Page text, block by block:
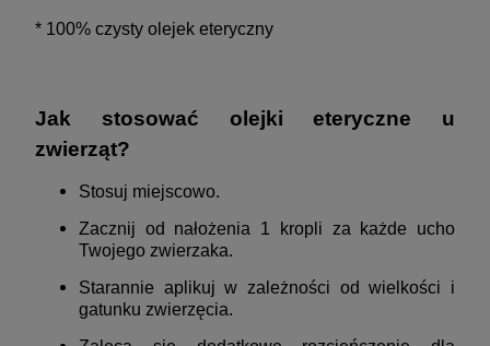
* 100% czysty olejek eteryczny
Jak stosować olejki eteryczne u
zwierząt?
Stosuj miejscowo.
Zacznij od nałożenia 1 kropli za każde ucho
Twojego zwierzaka.
Starannie aplikuj w zależności od wielkości i
gatunku zwierzęcia.